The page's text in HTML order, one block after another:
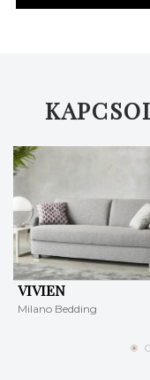
VIVIEN
Milano Bedding